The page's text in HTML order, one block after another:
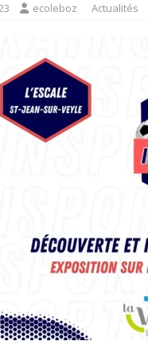
ecoleboz Actualités